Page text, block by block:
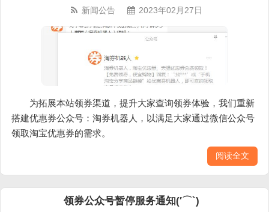
新闻公告 2023年02月27日
为拓展本站领券渠道，提升大家查询领券体验，我们重新
搭建优惠券公众号：淘券机器人，以满足大家通过微信公众号
领取淘宝优惠券的需求。
阅读全文
领券公众号暂停服务通知(′⌒`)